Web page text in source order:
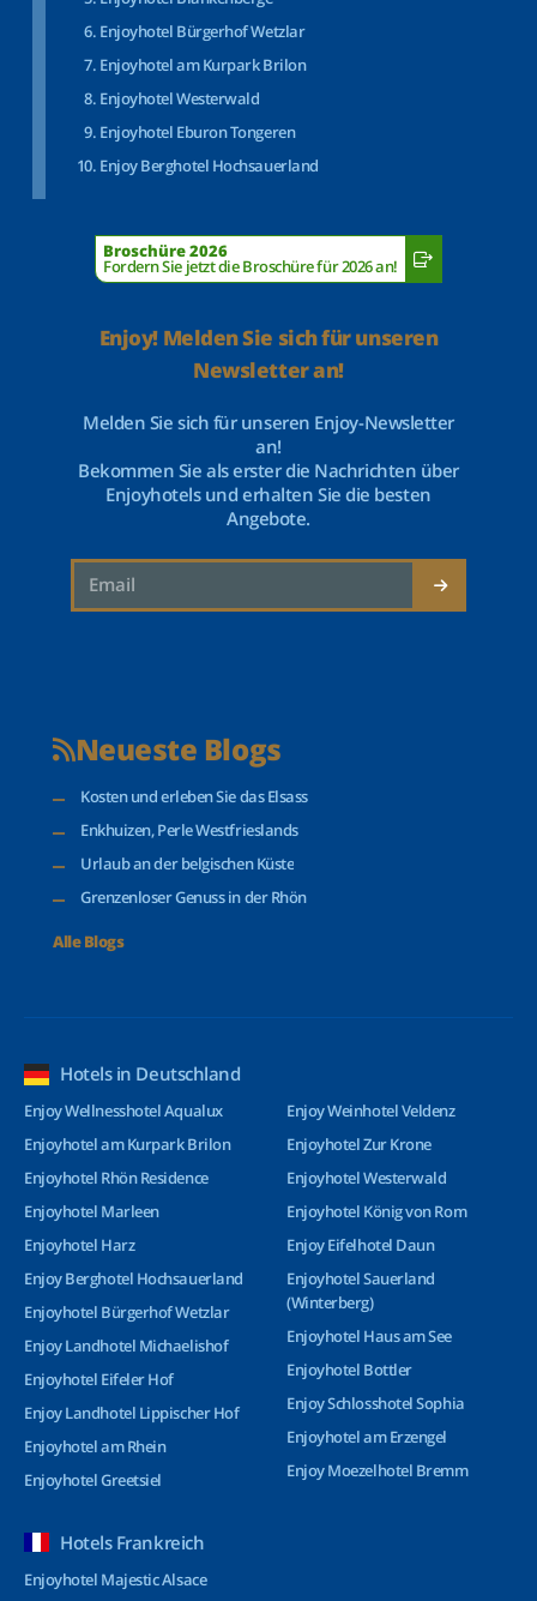
Enjoyhotel Bürgerhof Wetzlar
Enjoyhotel am Kurpark Brilon
Enjoyhotel Westerwald
Enjoyhotel Eburon Tongeren
Enjoy Berghotel Hochsauerland
Broschüre 2026
Fordern Sie jetzt die Broschüre für 2026 an!
Enjoy! Melden Sie sich für unseren
Newsletter an!
Melden Sie sich für unseren Enjoy-Newsletter
an!
Bekommen Sie als erster die Nachrichten über
Enjoyhotels und erhalten Sie die besten
Angebote.
Neueste Blogs
Kosten und erleben Sie das Elsass
Enkhuizen, Perle Westfrieslands
Urlaub an der belgischen Küste
Grenzenloser Genuss in der Rhön
Alle Blogs
Hotels in Deutschland
Enjoy Wellnesshotel Aqualux
Enjoyhotel am Kurpark Brilon
Enjoyhotel Rhön Residence
Enjoyhotel Marleen
Enjoyhotel Harz
Enjoy Berghotel Hochsauerland
Enjoyhotel Bürgerhof Wetzlar
Enjoy Landhotel Michaelishof
Enjoyhotel Eifeler Hof
Enjoy Landhotel Lippischer Hof
Enjoyhotel am Rhein
Enjoyhotel Greetsiel
Enjoy Weinhotel Veldenz
Enjoyhotel Zur Krone
Enjoyhotel Westerwald
Enjoyhotel König von Rom
Enjoy Eifelhotel Daun
Enjoyhotel Sauerland
(Winterberg)
Enjoyhotel Haus am See
Enjoyhotel Bottler
Enjoy Schlosshotel Sophia
Enjoyhotel am Erzengel
Enjoy Moezelhotel Bremm
Hotels Frankreich
Enjoyhotel Majestic Alsace